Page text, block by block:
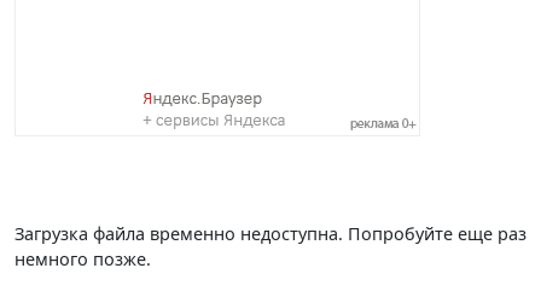
Загрузка файла временно недоступна. Попробуйте еще раз
немного позже.